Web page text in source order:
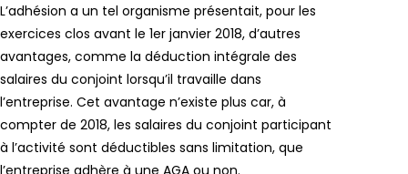
L’adhésion a un tel organisme présentait, pour les
exercices clos avant le 1er janvier 2018, d’autres
avantages, comme la déduction intégrale des
salaires du conjoint lorsqu’il travaille dans
l’entreprise. Cet avantage n’existe plus car, à
compter de 2018, les salaires du conjoint participant
à l’activité sont déductibles sans limitation, que
l’entreprise adhère à une AGA ou non.